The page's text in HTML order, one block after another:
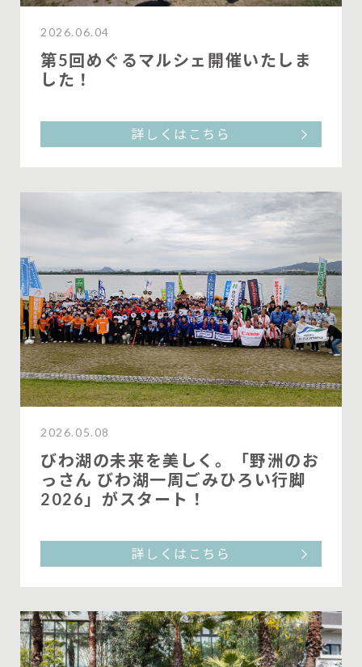
2026.06.04
第5回めぐるマルシェ開催いたしま
した！
詳しくはこちら
2026.05.08
びわ湖の未来を美しく。「野洲のお
っさん びわ湖一周ごみひろい行脚
2026」がスタート！
詳しくはこちら